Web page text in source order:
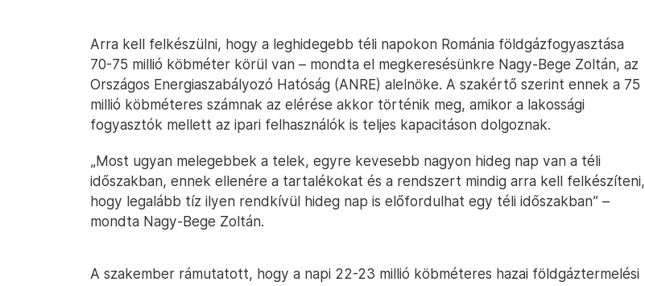
Arra kell felkészülni, hogy a leghidegebb téli napokon Románia földgázfogyasztása
70-75 millió köbméter körül van – mondta el megkeresésünkre Nagy-Bege Zoltán, az
Országos Energiaszabályozó Hatóság (ANRE) alelnöke. A szakértő szerint ennek a 75
millió köbméteres számnak az elérése akkor történik meg, amikor a lakossági
fogyasztók mellett az ipari felhasználók is teljes kapacitáson dolgoznak.
„Most ugyan melegebbek a telek, egyre kevesebb nagyon hideg nap van a téli
időszakban, ennek ellenére a tartalékokat és a rendszert mindig arra kell felkészíteni,
hogy legalább tíz ilyen rendkívül hideg nap is előfordulhat egy téli időszakban” –
mondta Nagy-Bege Zoltán.
A szakember rámutatott, hogy a napi 22-23 millió köbméteres hazai földgáztermelési